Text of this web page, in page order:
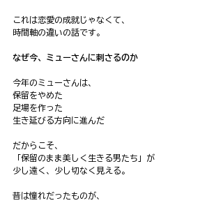
これは恋愛の成就じゃなくて、
時間軸の違いの話です。
なぜ今、ミューさんに刺さるのか
今年のミューさんは、
保留をやめた
足場を作った
生き延びる方向に進んだ
だからこそ、
「保留のまま美しく生きる男たち」が
少し遠く、少し切なく見える。
昔は憧れだったものが、